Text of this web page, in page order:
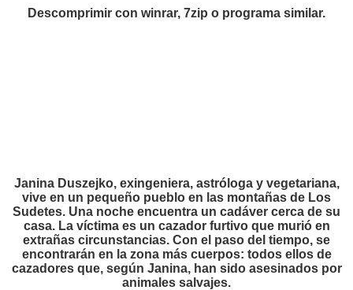
Descomprimir con winrar, 7zip o programa similar.
Janina Duszejko, exingeniera, astróloga y vegetariana,
vive en un pequeño pueblo en las montañas de Los
Sudetes. Una noche encuentra un cadáver cerca de su
casa. La víctima es un cazador furtivo que murió en
extrañas circunstancias. Con el paso del tiempo, se
encontrarán en la zona más cuerpos: todos ellos de
cazadores que, según Janina, han sido asesinados por
animales salvajes.